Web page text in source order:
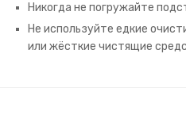
Никогда не погружайте
Не используйте едкие
или жёсткие чистящие